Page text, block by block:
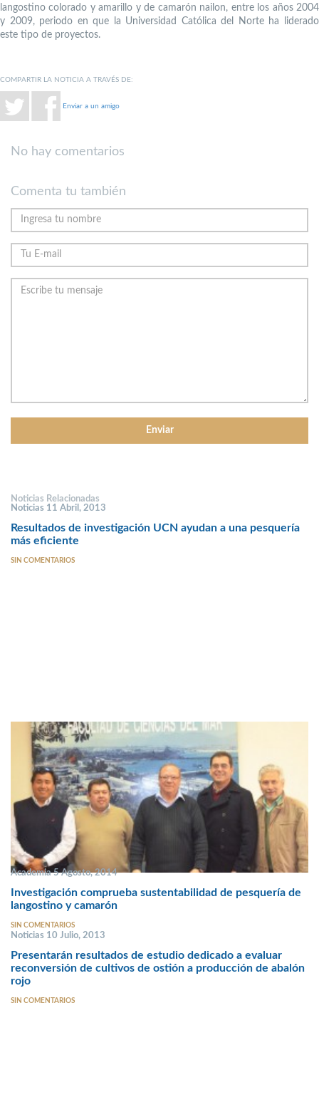
langostino colorado y amarillo y de camarón nailon, entre los años 2004
y 2009, periodo en que la Universidad Católica del Norte ha liderado
este tipo de proyectos.
COMPARTIR LA NOTICIA A TRAVÉS DE:
Enviar a un amigo
No hay comentarios
Comenta tu también
Noticias Relacionadas
Noticias 11 Abril, 2013
Resultados de investigación UCN ayudan a una pesquería
más eficiente
SIN COMENTARIOS
Academia 5 Agosto, 2014
Investigación comprueba sustentabilidad de pesquería de
langostino y camarón
SIN COMENTARIOS
Noticias 10 Julio, 2013
Presentarán resultados de estudio dedicado a evaluar
reconversión de cultivos de ostión a producción de abalón
rojo
SIN COMENTARIOS